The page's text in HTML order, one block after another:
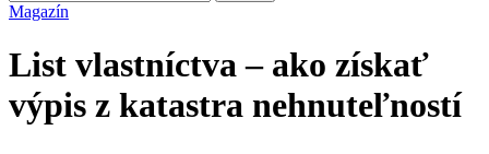
Magazín
List vlastníctva – ako získať
výpis z katastra nehnuteľností